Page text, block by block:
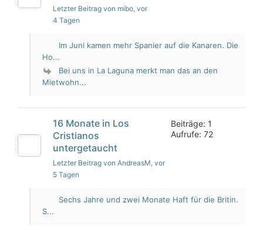
Letzter Beitrag von mibo, vor
4 Tagen
Im Juni kamen mehr Spanier auf die Kanaren. Die
Ho...
Bei uns in La Laguna merkt man das an den
Mietwohn...
16 Monate in Los
Cristianos
untergetaucht
Letzter Beitrag von AndreasM, vor
5 Tagen
Beiträge: 1
Aufrufe: 72
Sechs Jahre und zwei Monate Haft für die Britin.
S...